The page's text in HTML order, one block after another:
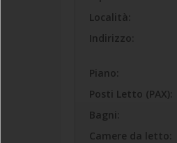
Località:
Indirizzo:
Piano:
Posti Letto (PAX):
Bagni:
Camere da letto: